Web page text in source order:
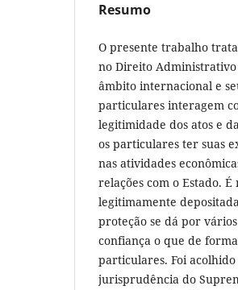
Resumo
O presente trabalho
no Direito
âmbito internacional e
particulares interagem
legitimidade dos atos e
os particulares ter suas
nas atividades
relações com o Estado.
legitimamente
proteção se dá por
confiança o que de
particulares. Foi
jurisprudência do